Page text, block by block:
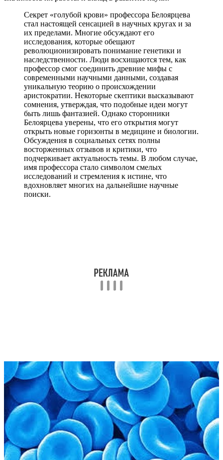
Секрет «голубой крови» профессора Белоярцева
стал настоящей сенсацией в научных кругах и за
их пределами. Многие обсуждают его
исследования, которые обещают
революционизировать понимание генетики и
наследственности. Люди восхищаются тем, как
профессор смог соединить древние мифы с
современными научными данными, создавая
уникальную теорию о происхождении
аристократии. Некоторые скептики высказывают
сомнения, утверждая, что подобные идеи могут
быть лишь фантазией. Однако сторонники
Белоярцева уверены, что его открытия могут
открыть новые горизонты в медицине и биологии.
Обсуждения в социальных сетях полны
восторженных отзывов и критики, что
подчеркивает актуальность темы. В любом случае,
имя профессора стало символом смелых
исследований и стремления к истине, что
вдохновляет многих на дальнейшие научные
поиски.